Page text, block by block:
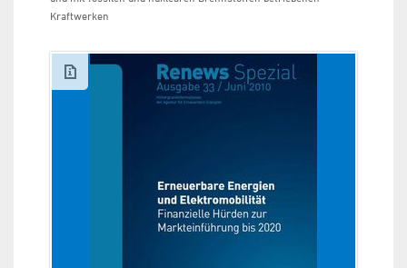
Kraftwerken